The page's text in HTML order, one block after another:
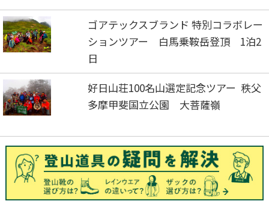
ゴアテックスブランド 特別コラボレー
ションツアー 白馬乗鞍岳登頂 1泊2
日
好日山荘100名山選定記念ツアー 秩父
多摩甲斐国立公園 大菩薩嶺